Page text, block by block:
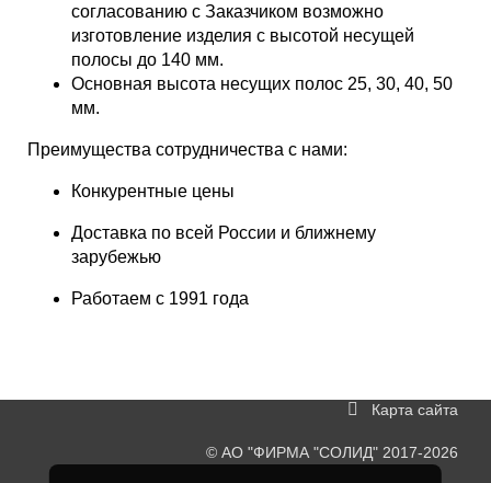
согласованию с Заказчиком возможно
изготовление изделия с высотой несущей
полосы до 140 мм.
Основная высота несущих полос 25, 30, 40, 50
мм.
Преимущества сотрудничества с нами:
Конкурентные цены
Доставка по всей России и ближнему
зарубежью
Работаем с 1991 года
Карта сайта
© АО "ФИРМА "СОЛИД" 2017-2026